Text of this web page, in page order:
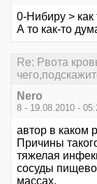
0-Нибиру >
А то как-то
Re: Рвота
Nero
8 - 19.08.2010 -
автор в каком
Причины
тяжелая
сосуды
массах.